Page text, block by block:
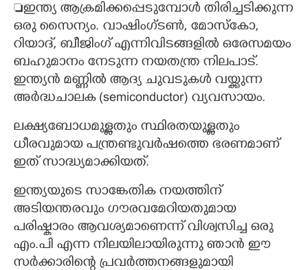
ഇന്ത്യ ആക്രമിക്കപ്പെടുമ്പോൾ തിരിച്ചടിക്കുന്ന
ഒരു സൈന്യം. വാഷിംഗ്ടൺ, മോസ്കോ,
റിയാദ്, ബീജിംഗ് എന്നിവിടങ്ങളിൽ ഒരേസമയം
ബഹുമാനം നേടുന്ന നയതന്ത്ര നിലപാട്.
ഇന്ത്യൻ മണ്ണിൽ ആദ്യ ചുവടുകൾ വയ്ക്കുന്ന
അർദ്ധചാലക (semiconductor) വ്യവസായം.
​ലക്ഷ്യബോധമുള്ളതും സ്ഥിരതയുള്ളതും
ധീരവുമായ പന്ത്രണ്ടുവർഷത്തെ ഭരണമാണ്
ഇത് സാദ്ധ്യമാക്കിയത്.
​ഇന്ത്യയുടെ സാങ്കേതിക നയത്തിന്
അടിയന്തരവും ഗൗരവമേറിയതുമായ
പരിഷ്കാരം ആവശ്യമാണെന്ന് വിശ്വസിച്ച ഒരു
എം.പി എന്ന നിലയിലായിരുന്നു ഞാൻ ഈ
സർക്കാരിന്റെ പ്രവർത്തനങ്ങളുമായി